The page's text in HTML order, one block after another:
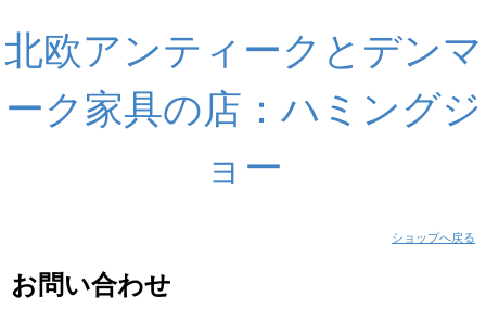
北欧アンティークとデンマ
ーク家具の店：ハミングジ
ョー
ショップへ戻る
お問い合わせ